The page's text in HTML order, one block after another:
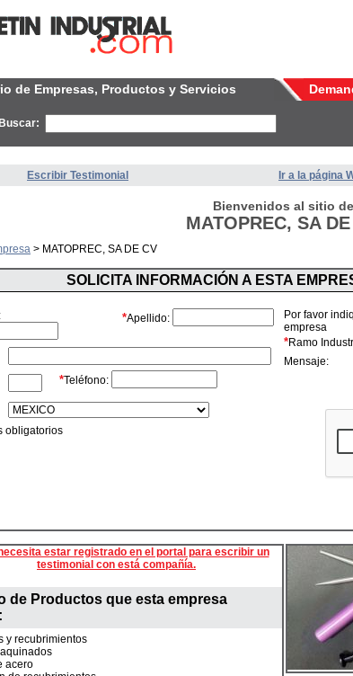
de Empresas, Productos y Servicios
Escribir Testimonial
Ir a la página
Bienvenidos al sitio de
MATOPREC, SA
> MATOPREC, SA DE CV
SOLICITA INFORMACIÓN A ESTA
*Apellido:
*Teléfono:
obligatorios
Por favor
empresa
*Ramo
Mensaje:
estar registrado en el portal para escribir un
testimonial con está compañía.
de Productos que esta empresa
y recubrimientos
acero